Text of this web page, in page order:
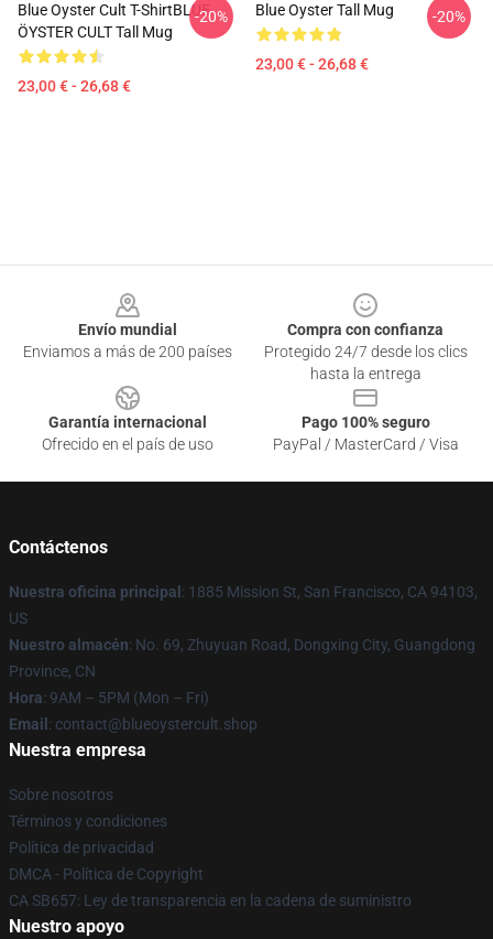
Blue Oyster Cult T-ShirtBLUE
ÖYSTER CULT Tall Mug
23,00 € - 26,68 €
-20% Blue Oyster Tall Mug
23,00 € - 26,68 €
-20%
Envío mundial
Enviamos a más de 200 países
Compra con confianza
Protegido 24/7 desde los clics
hasta la entrega
Garantía internacional
Ofrecido en el país de uso
Pago 100% seguro
PayPal / MasterCard / Visa
Contáctenos
Nuestra oficina principal : 1885 Mission St, San Francisco, CA 94103,
US
Nuestro almacén: No. 69, Zhuyuan Road, Dongxing City, Guangdong
Province, CN
Hora: 9AM – 5PM (Mon – Fri)
Email : contact@blueoystercult.shop
Nuestra empresa
Sobre nosotros
Términos y condiciones
Política de privacidad
DMCA - Política de Copyright
CA SB657: Ley de transparencia en la cadena de suministro
Nuestro apoyo